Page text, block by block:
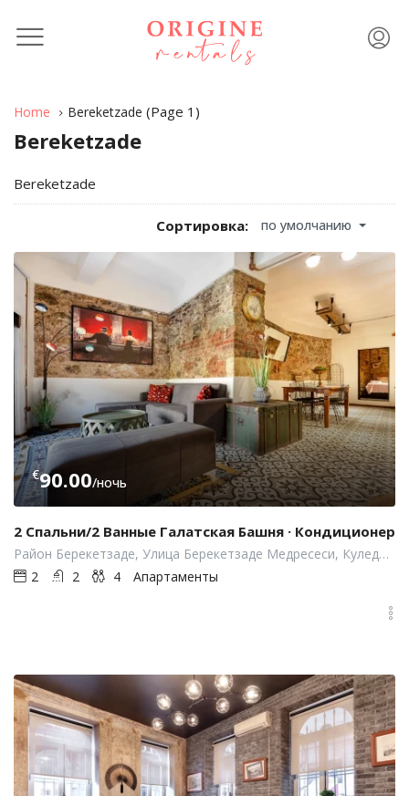
Home Bereketzade (Page 1)
Bereketzade
Bereketzade
Сортировка: по умолчанию
€90.00/ночь
2 Спальни/2 Ванные Галатская Башня · Кондиционер
Район Берекетзаде, Улица Берекетзаде Медресеси, Куледиби, Бейоглу, Стамбул, Турция
2
2 4 Апартаменты